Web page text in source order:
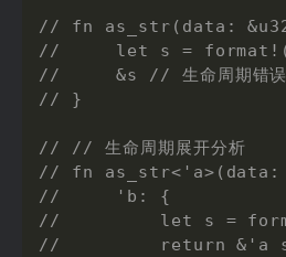
// fn as_str(data:
//     let s =
//     &s // 生命周期错误
// }
// // 生命周期展开分析
// fn
//     'b: {
//         let s =
//         return &'a s;